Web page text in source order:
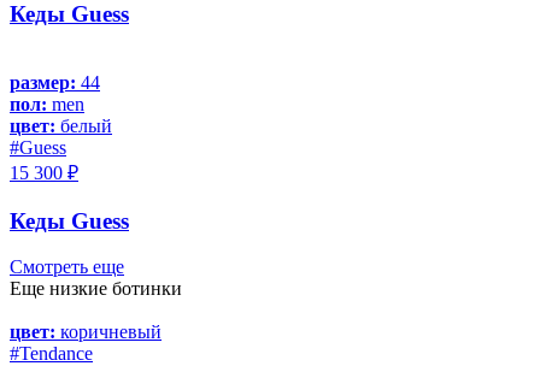
Кеды Guess
размер: 44
пол: men
цвет: белый
#Guess
15 300 ₽
Кеды Guess
Смотреть еще
Еще низкие ботинки
цвет: коричневый
#Tendance